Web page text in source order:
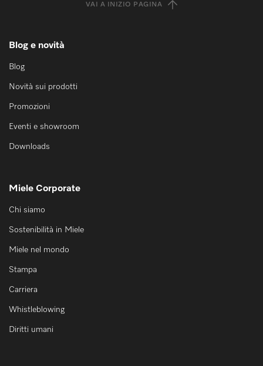
VAI A INIZIO PAGINA
Blog e novità
Blog
Novità sui prodotti
Promozioni
Eventi e showroom
Downloads
Miele Corporate
Chi siamo
Sostenibilità in Miele
Miele nel mondo
Stampa
Carriera
Whistleblowing
Diritti umani